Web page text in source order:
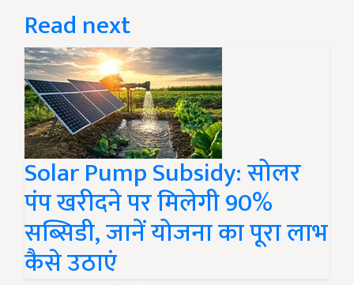
Read next
Solar Pump Subsidy: सोलर
पंप खरीदने पर मिलेगी 90%
सब्सिडी, जानें योजना का पूरा लाभ
कैसे उठाएं